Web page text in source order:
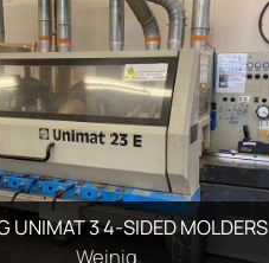
UNIMAT 3 4-SIDED MOLDERS
Weinig
TF100 MACHINING CENTER
Masterwood